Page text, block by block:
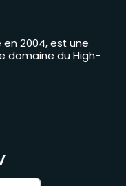
2004, est une
domaine du High-